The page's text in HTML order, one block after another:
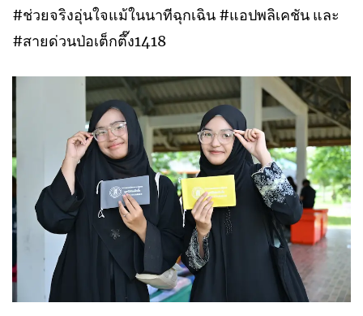
#ช่วยจริงอุ่นใจแม้ในนาทีฉุกเฉิน #แอปพลิเคชัน และ
#สายด่วนป่อเต็กตึ๊ง1418